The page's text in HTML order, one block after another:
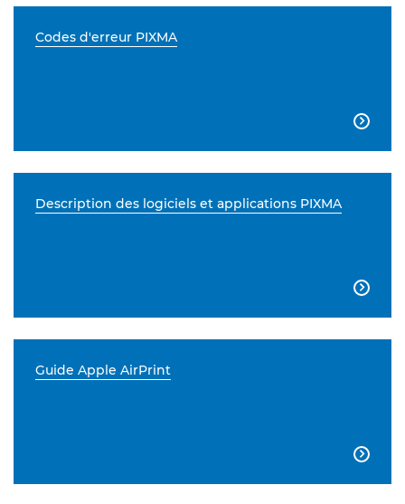
Codes d'erreur PIXMA

Description des logiciels et applications PIXMA

Guide Apple AirPrint
